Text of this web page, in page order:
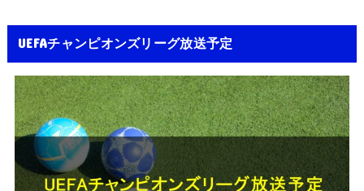
UEFAチャンピオンズリーグ放送予定